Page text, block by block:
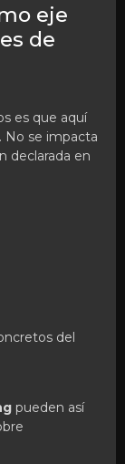
eje
de
es que aquí
No se impacta
declarada en
del
pueden así